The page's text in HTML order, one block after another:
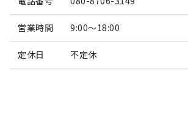
営業時間 9:00～18:00
定休日 不定休